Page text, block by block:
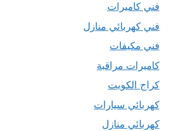
فني كاميرات
فني كهربائي منازل
فني مكيفات
كاميرات مراقبة
كراج الكويت
كهربائي سيارات
كهربائي منازل